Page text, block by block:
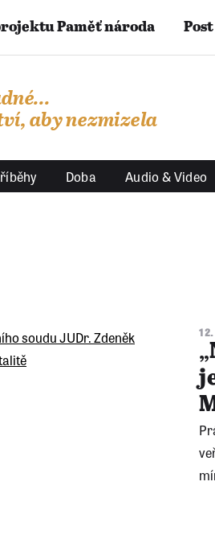
Paměť národa
aby nezmizela
Doba Audio & Video